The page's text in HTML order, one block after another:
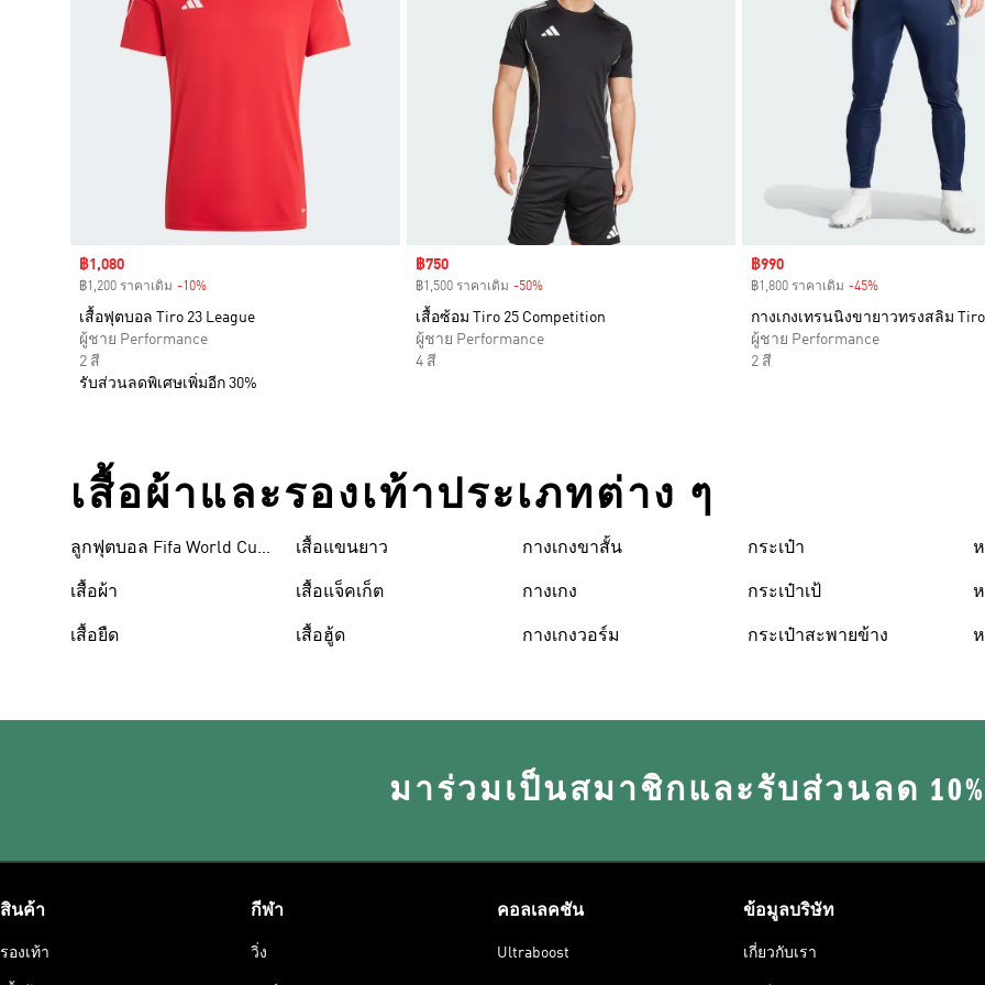
Sale price
฿1,080
฿1,200 ราคาเดิม -10%
เสื้อฟุตบอล Tiro 23 League
ผู้ชาย Performance
2 สี
รับส่วนลดพิเศษเพิ่มอีก 30%
Sale price
฿750
฿1,500 ราคาเดิม -50%Discount
เสื้อซ้อม Tiro 25 Competition
ผู้ชาย Performance
4 สี
Sale price
฿990
฿1,800 ราคาเดิม -45%
กางเกงเทรนนิงขายาวทรงสลิม Tiro
ผู้ชาย Performance
2 สี
เสื้อผ้าและรองเท้าประเภทต่าง ๆ
ลูกฟุตบอล Fifa World Cup
เสื้อผ้า
เสื้อยืด
เสื้อแขนยาว
เสื้อแจ็คเก็ต
เสื้อฮู้ด
กางเกงขาสั้น
กางเกง
กางเกงวอร์ม
กระเป๋า
กระเป๋าเป้
กระเป๋าสะพายข้าง
มาร่วมเป็นสมาชิกและรับส่วนลด 10%
สินค้า
รองเท้า
กีฬา
วิ่ง
คอลเลคชัน
Ultraboost
ข้อมูลบริษัท
เกี่ยวกับเรา